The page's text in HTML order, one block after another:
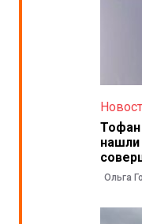
Тофан
Ольга